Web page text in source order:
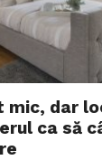
mic, dar
ca să